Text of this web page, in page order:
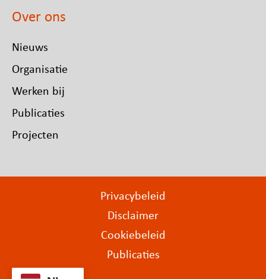
Over ons
Nieuws
Organisatie
Werken bij
Publicaties
Projecten
Privacybeleid
Disclaimer
Cookiebeleid
Publicaties